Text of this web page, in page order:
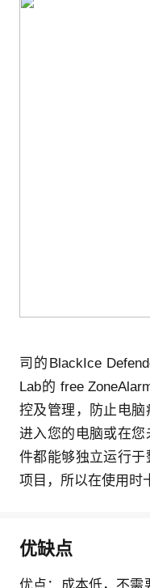
司的BlackIce
Lab的 free
控及管理，防止电
进入您的电脑或在
件都能够独立运行于
项目，所以在使用时
优缺点